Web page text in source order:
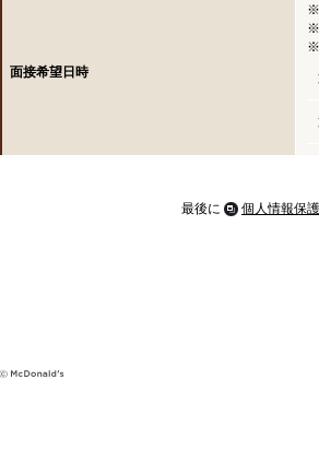
面接希望日時
※
※
※
最後に 個人情報保